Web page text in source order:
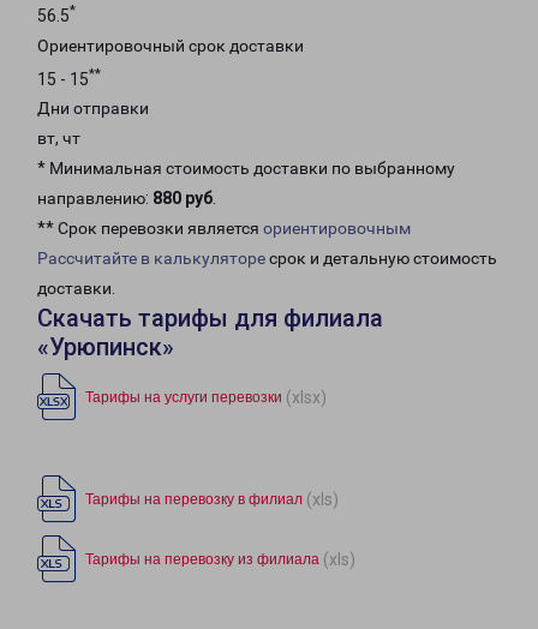
56.5*
Ориентировочный срок доставки
15 - 15**
Дни отправки
вт, чт
* Минимальная стоимость доставки по выбранному
направлению: 880 руб.
** Срок перевозки является ориентировочным
Рассчитайте в калькуляторесрок и детальную стоимость
доставки.
Скачать тарифы для филиала
«Урюпинск»
Тарифы на услуги перевозки (xlsx)
Тарифы на перевозку в филиал (xls)
Тарифы на перевозку из филиала (xls)